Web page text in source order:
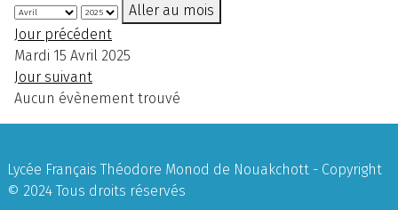
Aller au mois
Jour précédent
Mardi 15 Avril 2025
Jour suivant
Aucun évènement trouvé
Lycée Français Théodore Monod de Nouakchott - Copyright
© 2024 Tous droits réservés